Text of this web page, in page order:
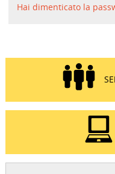
Hai dimenticato la